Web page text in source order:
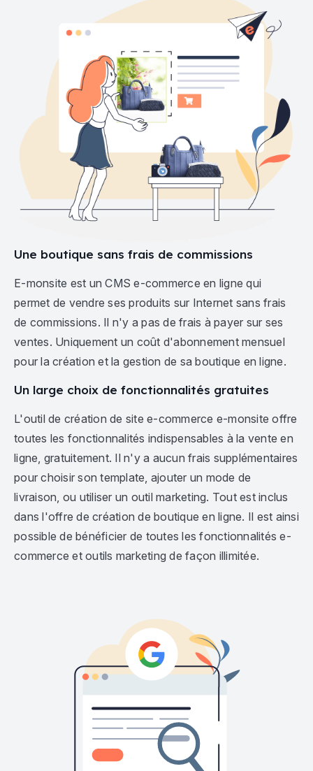
Une boutique sans frais de commissions
E-monsite est un CMS e-commerce en ligne qui
permet de vendre ses produits sur Internet sans frais
de commissions. Il n'y a pas de frais à payer sur ses
ventes. Uniquement un coût d'abonnement mensuel
pour la création et la gestion de sa boutique en ligne.
Un large choix de fonctionnalités gratuites
L'outil de création de site e-commerce e-monsite offre
toutes les fonctionnalités indispensables à la vente en
ligne, gratuitement. Il n'y a aucun frais supplémentaires
pour choisir son template, ajouter un mode de
livraison, ou utiliser un outil marketing. Tout est inclus
dans l'offre de création de boutique en ligne. Il est ainsi
possible de bénéficier de toutes les fonctionnalités e-
commerce et outils marketing de façon illimitée.